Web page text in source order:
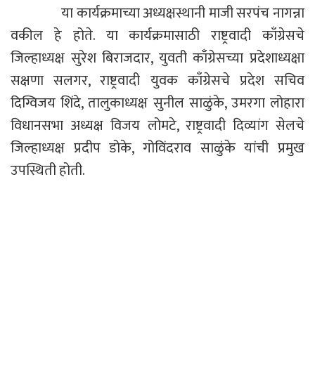
या कार्यक्रमाच्या अध्यक्षस्थानी माजी सरपंच नागन्ना
वकील हे होते. या कार्यक्रमासाठी राष्ट्रवादी काँग्रेसचे
जिल्हाध्यक्ष सुरेश बिराजदार, युवती काँग्रेसच्या प्रदेशाध्यक्षा
सक्षणा सलगर, राष्ट्रवादी युवक काँग्रेसचे प्रदेश सचिव
दिग्विजय शिंदे, तालुकाध्यक्ष सुनील साळुंके, उमरगा लोहारा
विधानसभा अध्यक्ष विजय लोमटे, राष्ट्रवादी दिव्यांग सेलचे
जिल्हाध्यक्ष प्रदीप डोके, गोविंदराव साळुंके यांची प्रमुख
उपस्थिती होती.